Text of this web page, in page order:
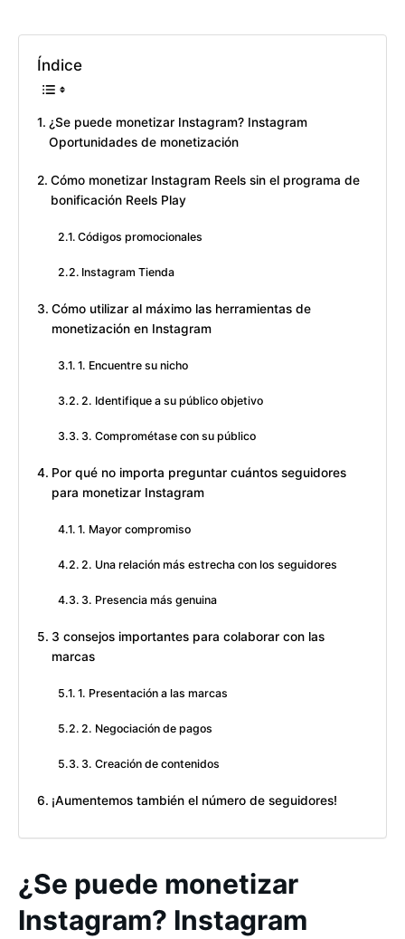
Índice
¿Se puede monetizar Instagram? Instagram
Oportunidades de monetización
Cómo monetizar Instagram Reels sin el programa de
bonificación Reels Play
Códigos promocionales
Instagram Tienda
Cómo utilizar al máximo las herramientas de
monetización en Instagram
1. Encuentre su nicho
2. Identifique a su público objetivo
3. Comprométase con su público
Por qué no importa preguntar cuántos seguidores
para monetizar Instagram
1. Mayor compromiso
2. Una relación más estrecha con los seguidores
3. Presencia más genuina
3 consejos importantes para colaborar con las
marcas
1. Presentación a las marcas
2. Negociación de pagos
3. Creación de contenidos
¡Aumentemos también el número de seguidores!
¿Se puede monetizar
Instagram? Instagram